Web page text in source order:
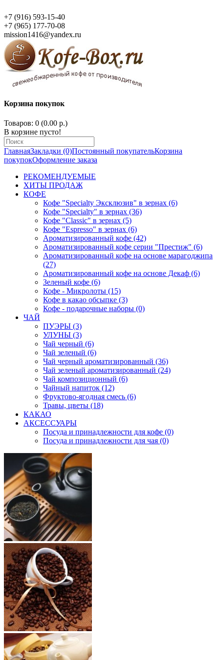
+7 (916) 593-15-40
+7 (965) 177-70-08
mission1416@yandex.ru
Корзина покупок
Товаров: 0 (0.00 р.)
В корзине пусто!
ГлавнаяЗакладки (0)Постоянный покупательКорзина
покупокОформление заказа
РЕКОМЕНДУЕМЫЕ
ХИТЫ ПРОДАЖ
КОФЕ
Кофе "Specialty Эксклюзив" в зернах (6)
Кофе "Specialty" в зернах (36)
Кофе "Classic" в зернах (5)
Кофе "Espresso" в зернах (6)
Ароматизированный кофе (42)
Ароматизированный кофе серии "Престиж" (6)
Ароматизированный кофе на основе марагоджипа
(27)
Ароматизированный кофе на основе Декаф (6)
Зеленый кофе (6)
Кофе - Микролоты (15)
Кофе в какао обсыпке (3)
Кофе - подарочные наборы (0)
ЧАЙ
ПУЭРЫ (3)
УЛУНЫ (3)
Чай черный (6)
Чай зеленый (6)
Чай черный ароматизированный (36)
Чай зеленый ароматизированный (24)
Чай композиционный (6)
Чайный напиток (12)
Фруктово-ягодная смесь (6)
Травы, цветы (18)
КАКАО
АКСЕССУАРЫ
Посуда и принадлежности для кофе (0)
Посуда и принадлежности для чая (0)